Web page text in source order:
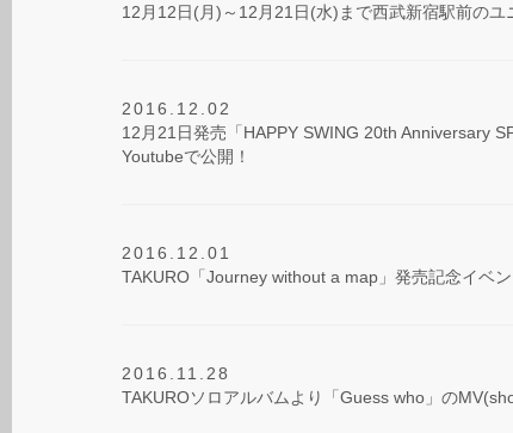
12月12日(月)～12月21日(水)まで西武新宿駅前の
2016.12.02
12月21日発売「HAPPY SWING 20th Anniversary
Youtubeで公開！
2016.12.01
TAKURO「Journey without a map」発売記念イベ
2016.11.28
TAKUROソロアルバムより「Guess who」の